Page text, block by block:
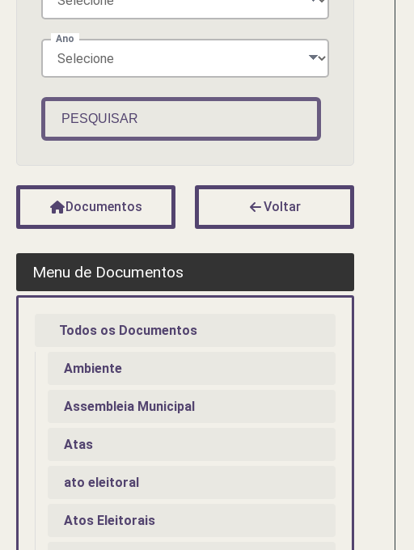
Ano
PESQUISAR
Documentos Voltar
Menu de Documentos
Todos os Documentos
Ambiente
Assembleia Municipal
Atas
ato eleitoral
Atos Eleitorais